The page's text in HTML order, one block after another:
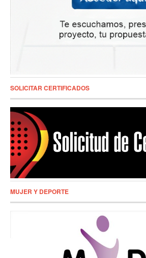
SOLICITAR CERTIFICADOS
MUJER Y DEPORTE